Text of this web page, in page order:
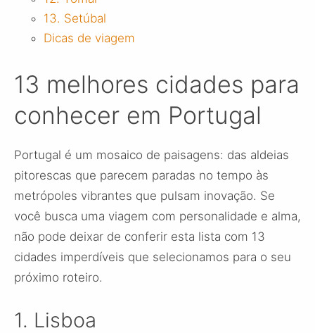
13. Setúbal
Dicas de viagem
13 melhores cidades para
conhecer em Portugal
Portugal é um mosaico de paisagens: das aldeias
pitorescas que parecem paradas no tempo às
metrópoles vibrantes que pulsam inovação. Se
você busca uma viagem com personalidade e alma,
não pode deixar de conferir esta lista com 13
cidades imperdíveis que selecionamos para o seu
próximo roteiro.
1. Lisboa